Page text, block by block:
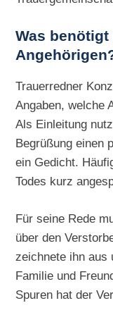
Was
Trauerredner
Angaben, welche
Als Einleitung
Begrüßung einen
ein Gedicht.
Todes kurz
Für seine Rede
über den
zeichnete ihn aus
Familie und
Spuren hat der